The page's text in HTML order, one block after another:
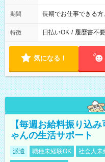
期間 長期でお仕事できる方
特徴 日払いOK / 履歴書不要
気になる！
【毎週お給料振り込
ゃんの生活サポート
派遣 職種未経験OK 社会人未